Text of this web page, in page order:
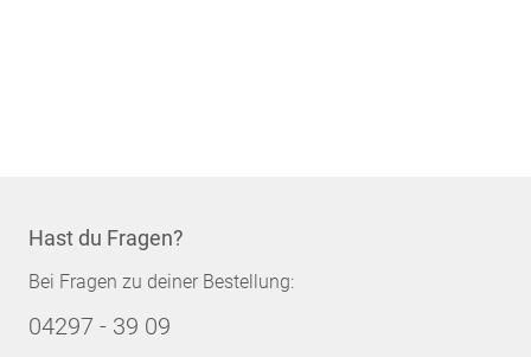
Hast du Fragen?
Bei Fragen zu deiner Bestellung:
04297 - 39 09